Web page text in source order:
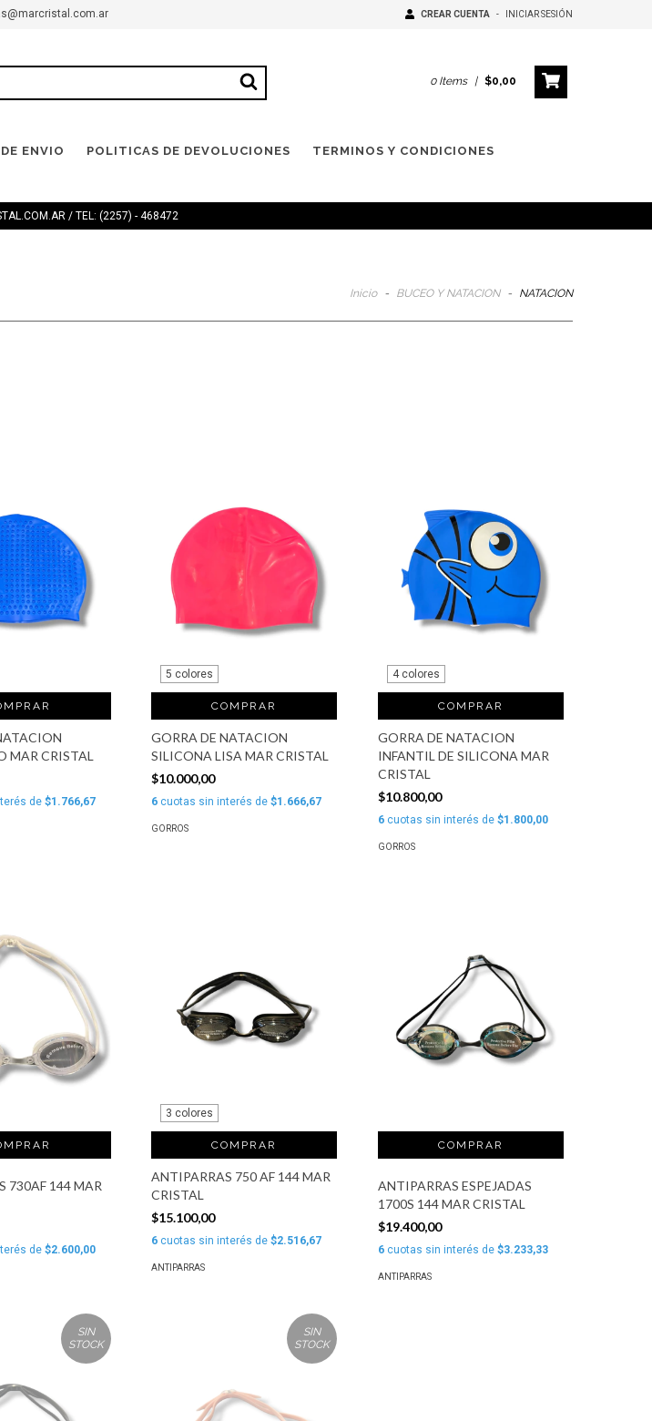
CREAR CUENTA - INICIAR SESIÓN
0 Items | $0,00
ENVIO POLITICAS DE DEVOLUCIONES TERMINOS Y CONDICIONES
/ TEL: (2257) - 468472
Inicio - BUCEO Y NATACION - NATACION
MAR CRISTAL
de $1.766,67
5 colores
COMPRAR
GORRA DE NATACION
SILICONA LISA MAR CRISTAL
$10.000,00
6 cuotas sin interés de$1.666,67
GORROS
4 colores
COMPRAR
GORRA DE NATACION
INFANTIL DE SILICONA MAR
CRISTAL
$10.800,00
6 cuotas sin interés de$1.800,00
GORROS
730AF 144 MAR
de $2.600,00
3 colores
COMPRAR
ANTIPARRAS 750 AF 144 MAR
CRISTAL
$15.100,00
6 cuotas sin interés de$2.516,67
ANTIPARRAS
ANTIPARRAS ESPEJADAS
1700S 144 MAR CRISTAL
$19.400,00
6 cuotas sin interés de$3.233,33
ANTIPARRAS
SIN
STOCK
SIN
STOCK